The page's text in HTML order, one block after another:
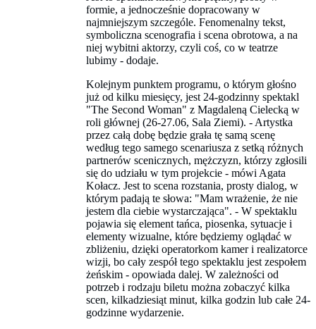
formie, a jednocześnie dopracowany w
najmniejszym szczególe. Fenomenalny tekst,
symboliczna scenografia i scena obrotowa, a na
niej wybitni aktorzy, czyli coś, co w teatrze
lubimy - dodaje.
Kolejnym punktem programu, o którym głośno
już od kilku miesięcy, jest 24-godzinny spektakl
"The Second Woman" z Magdaleną Cielecką w
roli głównej (26-27.06, Sala Ziemi). - Artystka
przez całą dobę będzie grała tę samą scenę
według tego samego scenariusza z setką różnych
partnerów scenicznych, mężczyzn, którzy zgłosili
się do udziału w tym projekcie - mówi Agata
Kołacz. Jest to scena rozstania, prosty dialog, w
którym padają te słowa: "Mam wrażenie, że nie
jestem dla ciebie wystarczająca". - W spektaklu
pojawia się element tańca, piosenka, sytuacje i
elementy wizualne, które będziemy oglądać w
zbliżeniu, dzięki operatorkom kamer i realizatorce
wizji, bo cały zespół tego spektaklu jest zespołem
żeńskim - opowiada dalej. W zależności od
potrzeb i rodzaju biletu można zobaczyć kilka
scen, kilkadziesiąt minut, kilka godzin lub całe 24-
godzinne wydarzenie.